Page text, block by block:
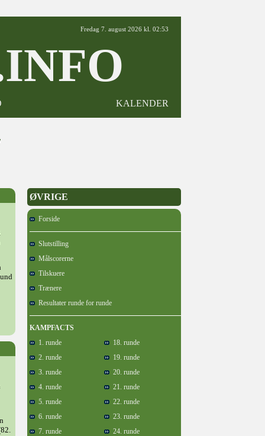
Fredag 7. august 2026 kl. 02:53
KALENDER
ØVRIGE
Forside
Slutstilling
Målscorerne
Tilskuere
Trænere
Resultater runde for runde
KAMPFACTS
1. runde
18. runde
2. runde
19. runde
3. runde
20. runde
4. runde
21. runde
5. runde
22. runde
6. runde
23. runde
7. runde
24. runde